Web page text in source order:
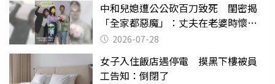
中和兒媳遭公公砍百刀致死 閨密揭
「全家都惡魔」：丈夫在老婆時懷孕
摔東西
2026-07-28
女子入住飯店遇停電 摸黑下樓被員
工告知：倒閉了